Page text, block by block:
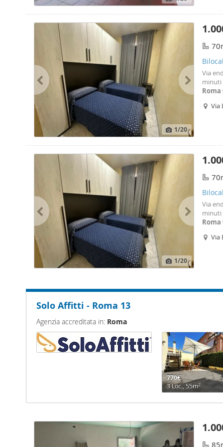
1/20
Via
minuti
Roma
Via
1/20
Via
minuti
Roma
Via
Solo Affitti - Roma 13
Agenzia accreditata in: Roma
770€
3 Loc., 55m2